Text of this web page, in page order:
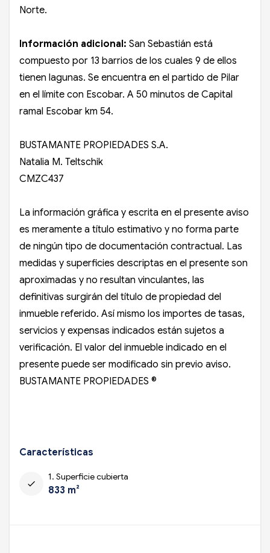
Norte.
Información adicional: San Sebastián está
compuesto por 13 barrios de los cuales 9 de ellos
tienen lagunas. Se encuentra en el partido de Pilar
en el límite con Escobar. A 50 minutos de Capital
ramal Escobar km 54.
BUSTAMANTE PROPIEDADES S.A.
Natalia M. Teltschik
CMZC437
La información gráfica y escrita en el presente aviso
es meramente a título estimativo y no forma parte
de ningún tipo de documentación contractual. Las
medidas y superficies descriptas en el presente son
aproximadas y no resultan vinculantes, las
definitivas surgirán del título de propiedad del
inmueble referido. Así mismo los importes de tasas,
servicios y expensas indicados están sujetos a
verificación. El valor del inmueble indicado en el
presente puede ser modificado sin previo aviso.
BUSTAMANTE PROPIEDADES ®
Características
check
1. Superficie cubierta
833 m²